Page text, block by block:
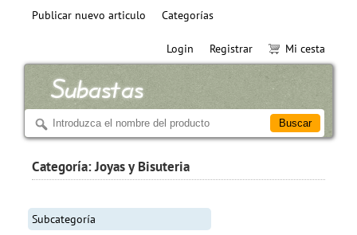
Publicar nuevo articulo Categorías
Login Registrar Mi cesta
Categoría: Joyas y Bisuteria
Subcategoría